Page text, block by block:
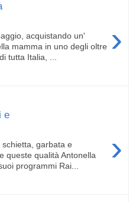
›
acquistando un'
mamma in uno degli oltre
tutta Italia, ...
e
›
garbata e
queste qualità Antonella
programmi Rai...